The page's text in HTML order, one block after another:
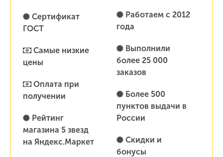
Сертификат
ГОСТ
Самые низкие
цены
Оплата при
получении
Рейтинг
магазина 5 звезд
на Яндекс.Маркет
Работаем с 2012
года
Выполнили
более 25 000
заказов
Более 500
пунктов выдачи в
России
Скидки и
бонусы